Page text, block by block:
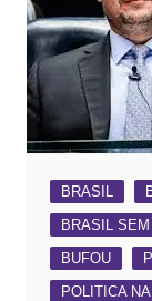
BRASIL
BRASIL
BUFOU
POLITICA